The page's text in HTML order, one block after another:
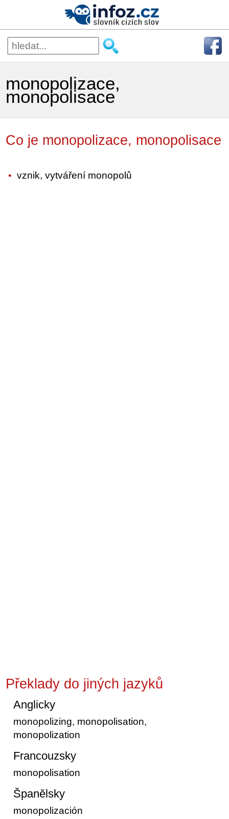
monopolizace,
monopolisace
Co je monopolizace, monopolisace
vznik, vytváření monopolů
Překlady do jiných jazyků
Anglicky
monopolizing, monopolisation,
monopolization
Francouzsky
monopolisation
Španělsky
monopolización